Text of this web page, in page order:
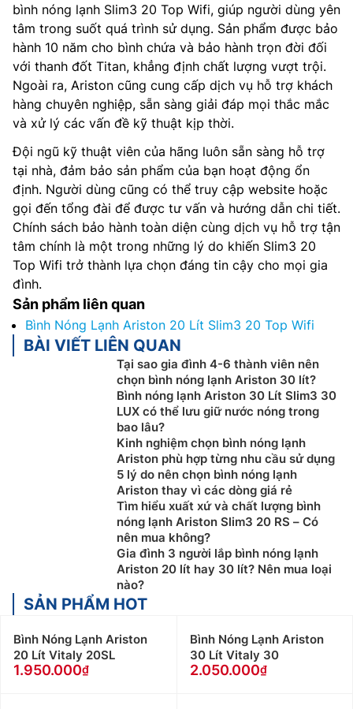
bình nóng lạnh Slim3 20 Top Wifi, giúp người dùng yên
tâm trong suốt quá trình sử dụng. Sản phẩm được bảo
hành 10 năm cho bình chứa và bảo hành trọn đời đối
với thanh đốt Titan, khẳng định chất lượng vượt trội.
Ngoài ra, Ariston cũng cung cấp dịch vụ hỗ trợ khách
hàng chuyên nghiệp, sẵn sàng giải đáp mọi thắc mắc
và xử lý các vấn đề kỹ thuật kịp thời.
Đội ngũ kỹ thuật viên của hãng luôn sẵn sàng hỗ trợ
tại nhà, đảm bảo sản phẩm của bạn hoạt động ổn
định. Người dùng cũng có thể truy cập website hoặc
gọi đến tổng đài để được tư vấn và hướng dẫn chi tiết.
Chính sách bảo hành toàn diện cùng dịch vụ hỗ trợ tận
tâm chính là một trong những lý do khiến Slim3 20
Top Wifi trở thành lựa chọn đáng tin cậy cho mọi gia
đình.
Sản phẩm liên quan
Bình Nóng Lạnh Ariston 20 Lít Slim3 20 Top Wifi
BÀI VIẾT LIÊN QUAN
Tại sao gia đình 4-6 thành viên nên
chọn bình nóng lạnh Ariston 30 lít?
Bình nóng lạnh Ariston 30 Lít Slim3 30
LUX có thể lưu giữ nước nóng trong
bao lâu?
Kinh nghiệm chọn bình nóng lạnh
Ariston phù hợp từng nhu cầu sử dụng
5 lý do nên chọn bình nóng lạnh
Ariston thay vì các dòng giá rẻ
Tìm hiểu xuất xứ và chất lượng bình
nóng lạnh Ariston Slim3 20 RS – Có
nên mua không?
Gia đình 3 người lắp bình nóng lạnh
Ariston 20 lít hay 30 lít? Nên mua loại
nào?
SẢN PHẨM HOT
Bình Nóng Lạnh Ariston
20 Lít Vitaly 20SL
1.950.000
Bình Nóng Lạnh Ariston
30 Lít Vitaly 30
2.050.000